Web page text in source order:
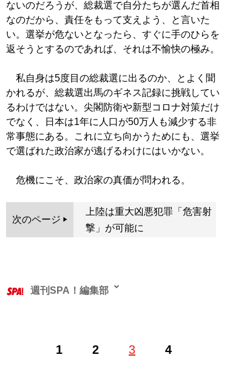
ないのだろうが、総裁選で自分たちが選んだ首相
なのだから、責任をもって支えよう、と言いた
い。選挙が危ないとなったら、すぐに手のひらを
返そうとするのであれば、それは不愉快の極み。
私自身は5度目の総裁選に出るのか、とよく聞
かれるが、総裁選出馬のギネス記録に挑戦してい
るわけではない。尖閣防衛や新型コロナ対策だけ
でなく、日本は1年に人口が50万人も減少する非
常事態にある。これに立ち向かうためにも、選挙
で選ばれた政治家が逃げるわけにはいかない。
危機にこそ、政治家の真価が問われる。
次のページ
上陸は重大凶悪犯罪「危害射
撃」が可能に
1 2 3 4
週刊SPA！編集部